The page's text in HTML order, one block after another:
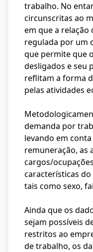
trabalho. No
circunscritas ao
em que a relação
regulada por um
que permite que
desligados e seu
reflitam a forma
pelas atividades
demanda por
levando em
remuneração, as
cargos/
características
tais como sexo,
Ainda que os
sejam possíveis
restritos ao
de trabalho, os